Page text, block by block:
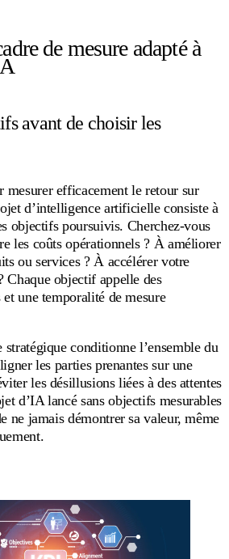
de mesure adapté à
avant de choisir les
mesurer efficacement le retour sur
d’intelligence artificielle consiste à
objectifs poursuivis. Cherchez-vous
les coûts opérationnels ? À améliorer
ou services ? À accélérer votre
Chaque objectif appelle des
une temporalité de mesure
stratégique conditionne l’ensemble du
les parties prenantes sur une
les désillusions liées à des attentes
d’IA lancé sans objectifs mesurables
ne jamais démontrer sa valeur, même